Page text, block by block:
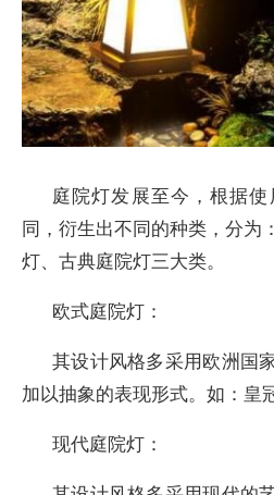
庭院灯发展至今，根据
同，衍生出不同的种类，分为
灯、古典庭院灯三大类。
欧式庭院灯：
其设计风格多采用欧洲国
加以抽象的表现形式。如：皇
现代庭院灯：